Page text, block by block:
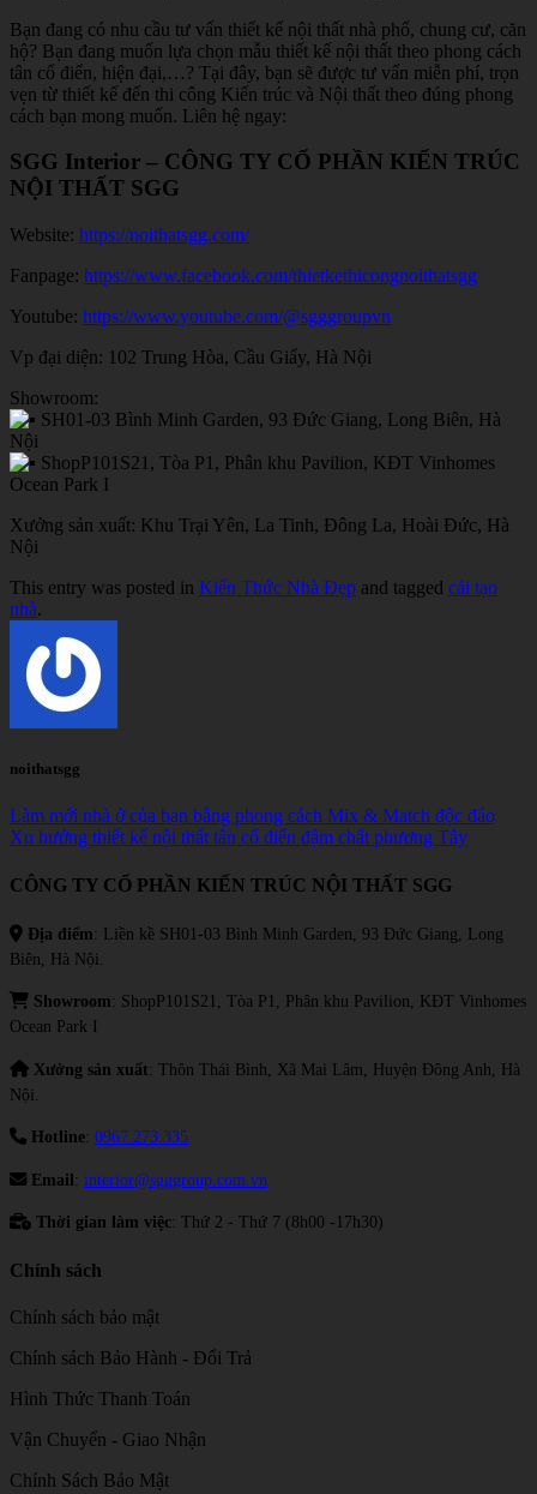
Bạn đang có nhu cầu tư vấn thiết kế nội thất nhà phố, chung cư, căn
hộ? Bạn đang muốn lựa chọn mẫu thiết kế nội thất theo phong cách
tân cổ điển, hiện đại,…? Tại đây, bạn sẽ được tư vấn miễn phí, trọn
vẹn từ thiết kế đến thi công Kiến trúc và Nội thất theo đúng phong
cách bạn mong muốn. Liên hệ ngay:
SGG Interior – CÔNG TY CỔ PHẦN KIẾN TRÚC
NỘI THẤT SGG
Website: https://noithatsgg.com/
Fanpage: https://www.facebook.com/thietkethicongnoithatsgg
Youtube: https://www.youtube.com/@sgggroupvn
Vp đại diện: 102 Trung Hòa, Cầu Giấy, Hà Nội
Showroom:
SH01-03 Bình Minh Garden, 93 Đức Giang, Long Biên, Hà
Nội
ShopP101S21, Tòa P1, Phân khu Pavilion, KĐT Vinhomes
Ocean Park I
Xưởng sản xuất: Khu Trại Yên, La Tinh, Đông La, Hoài Đức, Hà
Nội
This entry was posted in Kiến Thức Nhà Đẹp and tagged cải tạo
nhà.
noithatsgg
Làm mới nhà ở của bạn bằng phong cách Mix & Match độc đáo
Xu hướng thiết kế nội thất tân cổ điển đậm chất phương Tây
CÔNG TY CỔ PHẦN KIẾN TRÚC NỘI THẤT SGG
Địa điểm: Liền kề SH01-03 Bình Minh Garden, 93 Đức Giang, Long
Biên, Hà Nội.
Showroom: ShopP101S21, Tòa P1, Phân khu Pavilion, KĐT Vinhomes
Ocean Park I
Xưởng sản xuất: Thôn Thái Bình, Xã Mai Lâm, Huyện Đông Anh, Hà
Nội.
Hotline: 0967.273.335
Email: interior@sgggroup.com.vn
Thời gian làm việc: Thứ 2 - Thứ 7 (8h00 -17h30)
Chính sách
Chính sách bảo mật
Chính sách Bảo Hành - Đổi Trả
Hình Thức Thanh Toán
Vận Chuyển - Giao Nhận
Chính Sách Bảo Mật